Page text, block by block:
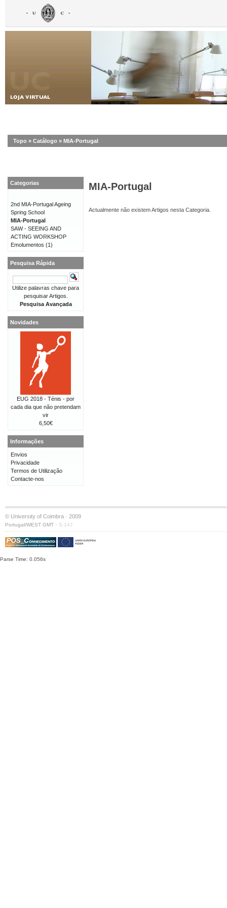
Topo » Catálogo » MIA-Portugal
MIA-Portugal
Actualmente não existem Artigos nesta Categoria.
Categorias
2nd MIA-Portugal Ageing
Spring School
MIA-Portugal
SAW - SEEING AND
ACTING WORKSHOP
Emolumentos (1)
Pesquisa Rápida
Utilize palavras chave para
pesquisar Artigos.
Pesquisa Avançada
Novidades
EUG 2018 - Ténis - por
cada dia que não pretendam
vir
6,50€
Informações
Envios
Privacidade
Termos de Utilização
Contacte-nos
© University of Coimbra · 2009
Portugal/WEST GMT · S:147
Parse Time: 0.056s